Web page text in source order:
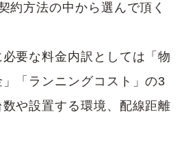
約方法の中から選んで頂く
要な料金内訳としては「物
「ランニングコスト」の3
や設置する環境、配線距離